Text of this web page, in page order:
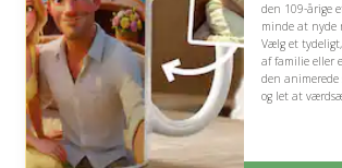
den 109-årige
minde at nyde
Vælg et
af familie eller
den
og let at